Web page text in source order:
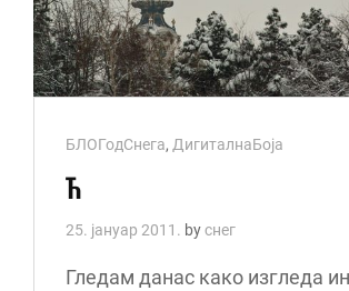
Cat
Links
БЛОГодСнега, ДигиталнаБоја
Ћ
25. јануар 2011. byснег
Гледам данас како изгледа